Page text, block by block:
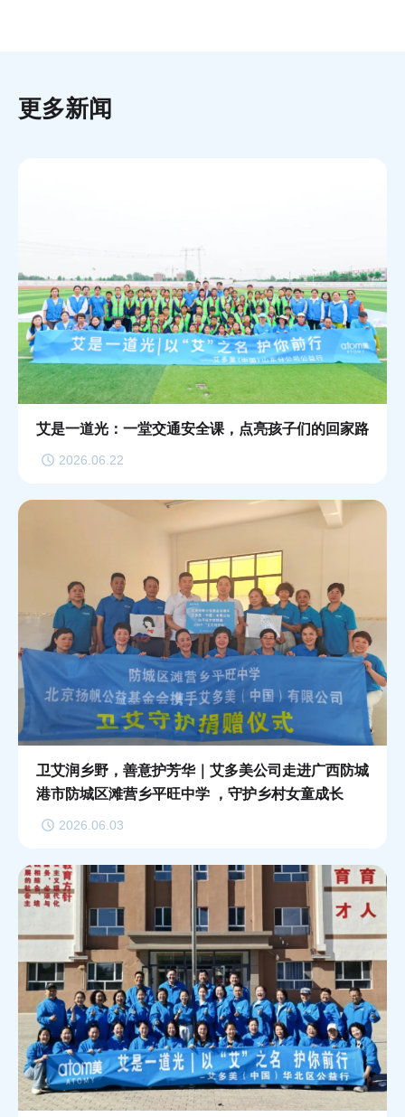
更多新闻
艾是一道光：一堂交通安全课，点亮孩子们的回家路
2026.06.22
卫艾润乡野，善意护芳华｜艾多美公司走进广西防城
港市防城区滩营乡平旺中学 ，守护乡村女童成长
2026.06.03